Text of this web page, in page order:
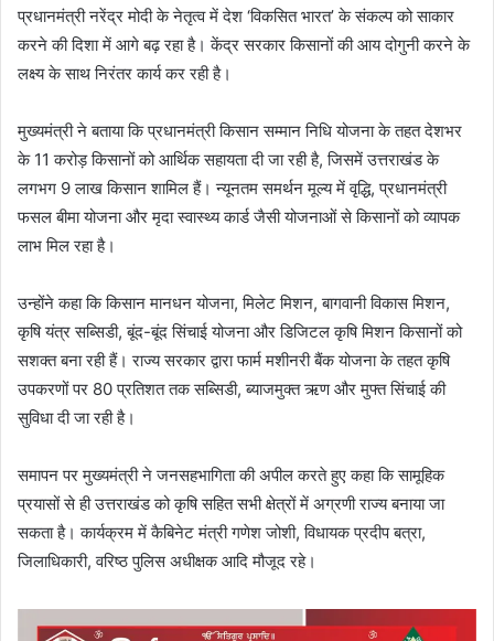
प्रधानमंत्री नरेंद्र मोदी के नेतृत्व में देश ‘विकसित भारत’ के संकल्प को साकार
करने की दिशा में आगे बढ़ रहा है। केंद्र सरकार किसानों की आय दोगुनी करने के
लक्ष्य के साथ निरंतर कार्य कर रही है।
मुख्यमंत्री ने बताया कि प्रधानमंत्री किसान सम्मान निधि योजना के तहत देशभर
के 11 करोड़ किसानों को आर्थिक सहायता दी जा रही है, जिसमें उत्तराखंड के
लगभग 9 लाख किसान शामिल हैं। न्यूनतम समर्थन मूल्य में वृद्धि, प्रधानमंत्री
फसल बीमा योजना और मृदा स्वास्थ्य कार्ड जैसी योजनाओं से किसानों को व्यापक
लाभ मिल रहा है।
उन्होंने कहा कि किसान मानधन योजना, मिलेट मिशन, बागवानी विकास मिशन,
कृषि यंत्र सब्सिडी, बूंद-बूंद सिंचाई योजना और डिजिटल कृषि मिशन किसानों को
सशक्त बना रही हैं। राज्य सरकार द्वारा फार्म मशीनरी बैंक योजना के तहत कृषि
उपकरणों पर 80 प्रतिशत तक सब्सिडी, ब्याजमुक्त ऋण और मुफ्त सिंचाई की
सुविधा दी जा रही है।
समापन पर मुख्यमंत्री ने जनसहभागिता की अपील करते हुए कहा कि सामूहिक
प्रयासों से ही उत्तराखंड को कृषि सहित सभी क्षेत्रों में अग्रणी राज्य बनाया जा
सकता है। कार्यक्रम में कैबिनेट मंत्री गणेश जोशी, विधायक प्रदीप बत्रा,
जिलाधिकारी, वरिष्ठ पुलिस अधीक्षक आदि मौजूद रहे।